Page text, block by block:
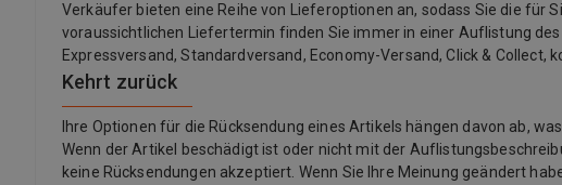
Verkäufer bieten eine Reihe von Lieferoptionen an, sodass Sie die für
voraussichtlichen Liefertermin finden Sie immer in einer Auflistung
Expressversand, Standardversand, Economy-Versand, Click & Collect,
Kehrt zurück
Ihre Optionen für die Rücksendung eines Artikels hängen davon ab,
Wenn der Artikel beschädigt ist oder nicht mit der
keine Rücksendungen akzeptiert. Wenn Sie Ihre Meinung geändert